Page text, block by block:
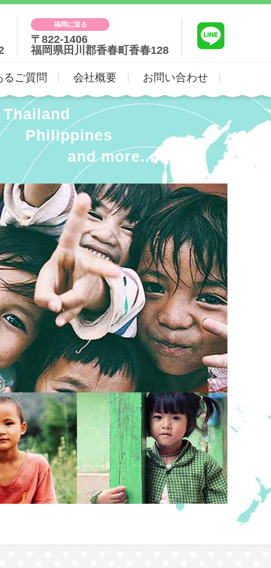
福岡に送る
〒822-1406
福岡県田川郡香春町香春128
るご質問 会社概要 お問い合わせ
Thailand
Philippines
and more...